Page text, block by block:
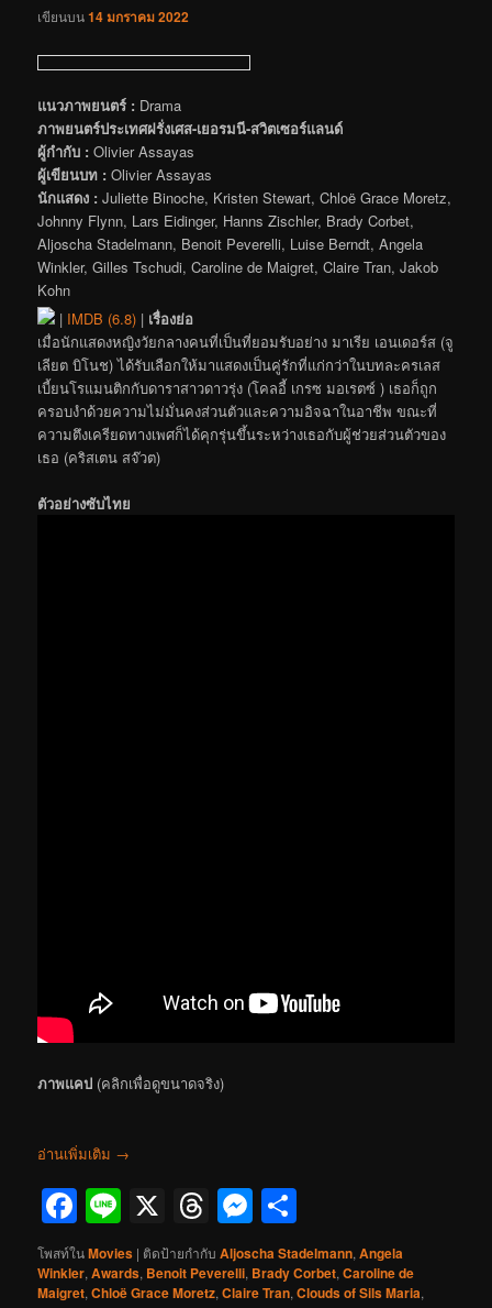
เขียนบน14 มกราคม 2022
แนวภาพยนตร์ : Drama
ภาพยนตร์ประเทศฝรั่งเศส-เยอรมนี-สวิตเซอร์แลนด์
ผู้กำกับ : Olivier Assayas
ผู้เขียนบท : Olivier Assayas
นักแสดง : Juliette Binoche, Kristen Stewart, Chloë Grace Moretz,
Johnny Flynn, Lars Eidinger, Hanns Zischler, Brady Corbet,
Aljoscha Stadelmann, Benoit Peverelli, Luise Berndt, Angela
Winkler, Gilles Tschudi, Caroline de Maigret, Claire Tran, Jakob
Kohn
| IMDB (6.8) | เรื่องย่อ
เมื่อนักแสดงหญิงวัยกลางคนที่เป็นที่ยอมรับอย่าง มาเรีย เอนเดอร์ส (จู
เลียต บิโนช) ได้รับเลือกให้มาแสดงเป็นคู่รักที่แก่กว่าในบทละครเลส
เบี้ยนโรแมนติกกับดาราสาวดาวรุ่ง (โคลอี้ เกรซ มอเรตซ์ ) เธอก็ถูก
ครอบงำด้วยความไม่มั่นคงส่วนตัวและความอิจฉาในอาชีพ ขณะที่
ความตึงเครียดทางเพศก็ได้คุกรุ่นขึ้นระหว่างเธอกับผู้ช่วยส่วนตัวของ
เธอ (คริสเตน สจ๊วต)
ตัวอย่างซับไทย
ภาพแคป (คลิกเพื่อดูขนาดจริง)
อ่านเพิ่มเติม →
Facebook
Line
X Threads
Messenger
โพสท์ในMovies | ติดป้ายกำกับ Aljoscha Stadelmann,Angela
Winkler,Awards, Benoit Peverelli, Brady Corbet,Caroline de
Maigret,Chloë Grace Moretz,Claire Tran,Clouds of Sils Maria,